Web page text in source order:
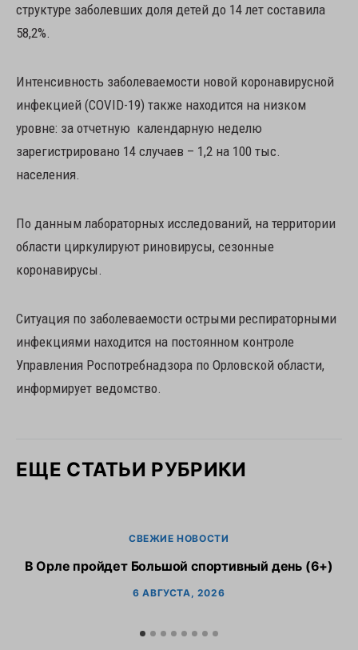
структуре заболевших доля детей до 14 лет составила
58,2%.
Интенсивность заболеваемости новой коронавирусной
инфекцией (COVID-19) также находится на низком
уровне: за отчетную календарную неделю
зарегистрировано 14 случаев – 1,2 на 100 тыс.
населения.
По данным лабораторных исследований, на территории
области циркулируют риновирусы, сезонные
коронавирусы.
Ситуация по заболеваемости острыми респираторными
инфекциями находится на постоянном контроле
Управления Роспотребнадзора по Орловской области,
информирует ведомство.
ЕЩЕ СТАТЬИ РУБРИКИ
СВЕЖИЕ НОВОСТИ
В Орле пройдет Большой спортивный день (6+)
6 АВГУСТА, 2026